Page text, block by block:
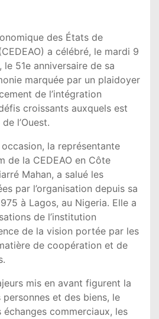
des États de
a célébré, le mardi 9
51e anniversaire de sa
marquée par un plaidoyer
de l’intégration
croissants auxquels est
l’Ouest.
la représentante
de la CEDEAO en Côte
Mahan, a salué les
par l’organisation depuis sa
à Lagos, au Nigeria. Elle a
de l’institution
de la vision portée par les
de coopération et de
mis en avant figurent la
et des biens, le
commerciaux, les